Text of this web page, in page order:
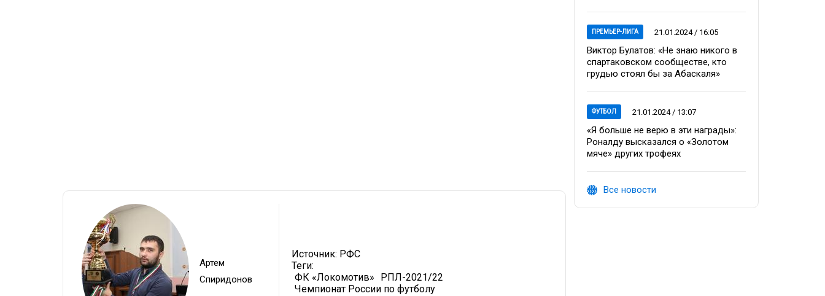
Артем
Спиридонов
Источник: РФС
Теги:
ФК «Локомотив»
РПЛ-2021/22
Чемпионат России по футболу
ПРЕМЬЕР-ЛИГА 21.01.2024 / 16:05
Виктор Булатов: «Не знаю никого в
спартаковском сообществе, кто
грудью стоял бы за Абаскаля»
ФУТБОЛ 21.01.2024 / 13:07
«Я больше не верю в эти награды»:
Роналду высказался о «Золотом
мяче» других трофеях
Все новости